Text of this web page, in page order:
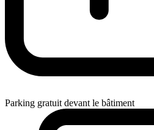
Parking gratuit devant le bâtiment